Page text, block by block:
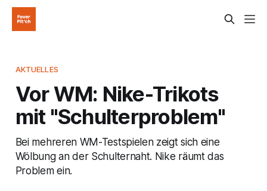
AKTUELLES
Vor WM: Nike-Trikots
mit "Schulterproblem"
Bei mehreren WM-Testspielen zeigt sich eine
Wölbung an der Schulternaht. Nike räumt das
Problem ein.